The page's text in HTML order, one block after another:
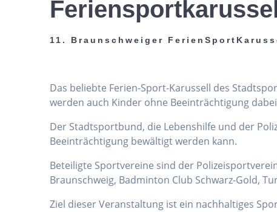
11. Braunschweiger
Das beliebte Ferien-Sport-Karussell des
werden auch Kinder ohne Beeinträchtigung
Der Stadtsportbund, die Lebenshilfe und der
Beeinträchtigung bewältigt werden kann.
Beteiligte Sportvereine sind der
Braunschweig, Badminton Club Schwarz-Gold,
Ziel dieser Veranstaltung ist ein nachhaltiges